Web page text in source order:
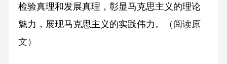
检验真理和发展真理，彰显马克思主义的理论
魅力，展现马克思主义的实践伟力。
（阅读原
文）